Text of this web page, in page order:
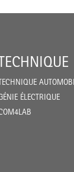
ÉLECTRIQUE